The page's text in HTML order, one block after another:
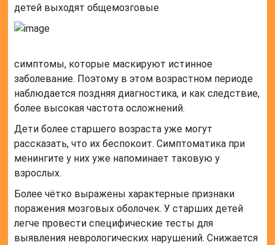
детей выходят общемозговые
симптомы, которые маскируют истинное
заболевание. Поэтому в этом возрастном периоде
наблюдается поздняя диагностика, и как следствие,
более высокая частота осложнений.
Дети более старшего возраста уже могут
рассказать, что их беспокоит. Симптоматика при
менингите у них уже напоминает таковую у
взрослых.
Более чётко выражены характерные признаки
поражения мозговых оболочек. У старших детей
легче провести специфические тесты для
выявления неврологических нарушений. Снижается